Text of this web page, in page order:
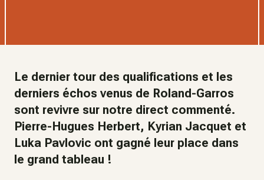
Le dernier tour des qualifications et les
derniers échos venus de Roland-Garros
sont revivre sur notre direct commenté.
Pierre-Hugues Herbert, Kyrian Jacquet et
Luka Pavlovic ont gagné leur place dans
le grand tableau !